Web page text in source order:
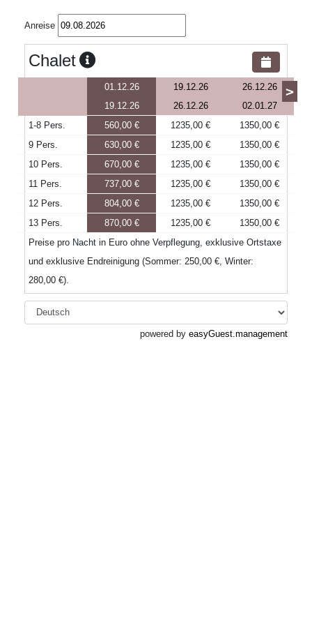
Anreise
Chalet
>
01.12.26
19.12.26
19.12.26
26.12.26
26.12.26
02.01.27
1-8 Pers.
560,00 € 1235,00 €
1350,00 €
9 Pers.
630,00 € 1235,00 €
1350,00 €
10 Pers.
670,00 € 1235,00 €
1350,00 €
11 Pers.
737,00 € 1235,00 €
1350,00 €
12 Pers.
804,00 € 1235,00 €
1350,00 €
13 Pers.
870,00 € 1235,00 €
1350,00 €
Preise pro Nacht in Euro ohne Verpflegung, exklusive Ortstaxe
und exklusive Endreinigung (Sommer: 250,00 €, Winter:
280,00 €).
powered by easyGuest.management